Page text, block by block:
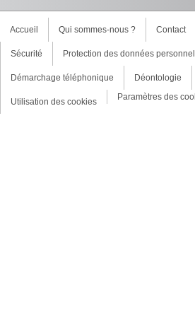
Accueil Qui sommes-nous ? Contact
Sécurité Protection des données
Démarchage téléphonique Déontologie
Utilisation des cookies
Paramètres des